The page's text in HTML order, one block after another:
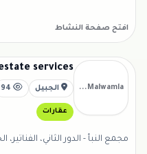
افتح صفحة النشاط
Malwamla...
services
الجبيل
عقارات
مجمع النبأ - الدور الثاني، الفناتير،